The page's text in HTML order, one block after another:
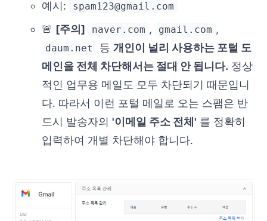
예시:
spam123@gmail.com
🚨 [주의] naver.com , gmail.com ,
daum.net 등 개인이 널리 사용하는 포털 도
메인을 전체 차단해서는 절대 안 됩니다. 정상
적인 업무용 메일도 모두 차단되기 때문입니
다. 따라서 이런 포털 메일로 오는 스팸은 반
드시 발송자의 '이메일 주소 전체' 를 정확히
입력하여 개별 차단해야 합니다.